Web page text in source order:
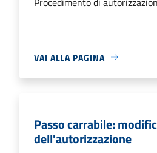
VAI ALLA PAGINA
Passo carrabile:
dell'autorizzazione